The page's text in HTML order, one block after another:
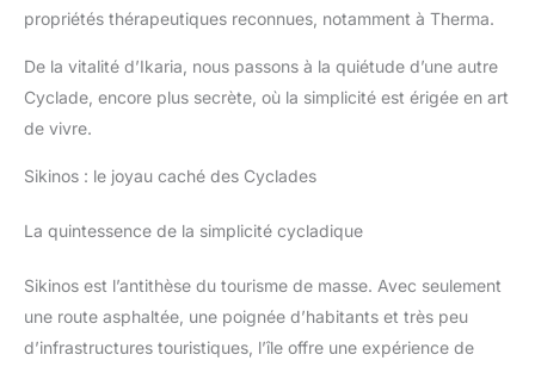
propriétés thérapeutiques reconnues, notamment à Therma.
De la vitalité d’Ikaria, nous passons à la quiétude d’une autre
Cyclade, encore plus secrète, où la simplicité est érigée en art
de vivre.
Sikinos : le joyau caché des Cyclades
La quintessence de la simplicité cycladique
Sikinos est l’antithèse du tourisme de masse. Avec seulement
une route asphaltée, une poignée d’habitants et très peu
d’infrastructures touristiques, l’île offre une expérience de